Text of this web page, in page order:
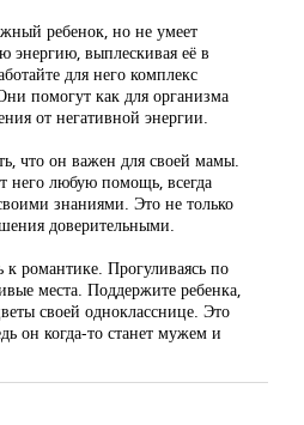
ребенок, но не умеет
энергию, выплескивая её в
для него комплекс
помогут как для организма
от негативной энергии.
что он важен для своей мамы.
него любую помощь, всегда
знаниями. Это не только
доверительными.
романтике. Прогуливаясь по
места. Поддержите ребенка,
своей однокласснице. Это
он когда-то станет мужем и